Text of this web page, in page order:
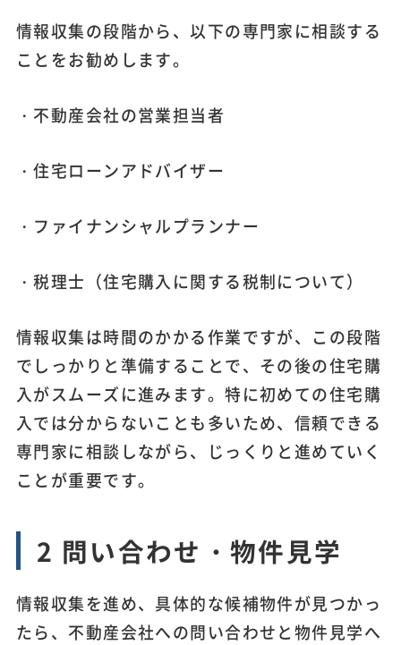
情報収集の段階から、以下の専門家に相談する
ことをお勧めします。
・不動産会社の営業担当者
・住宅ローンアドバイザー
・ファイナンシャルプランナー
・税理士（住宅購入に関する税制について）
情報収集は時間のかかる作業ですが、この段階
でしっかりと準備することで、その後の住宅購
入がスムーズに進みます。特に初めての住宅購
入では分からないことも多いため、信頼できる
専門家に相談しながら、じっくりと進めていく
ことが重要です。
2 問い合わせ・物件見学
情報収集を進め、具体的な候補物件が見つかっ
たら、不動産会社への問い合わせと物件見学へ